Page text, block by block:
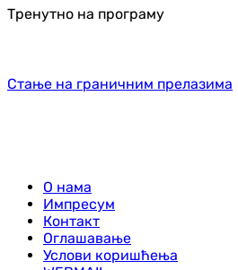
Тренутно на програму
Стање на граничним прелазима
О нама
Импресум
Контакт
Оглашавање
Услови коришћења